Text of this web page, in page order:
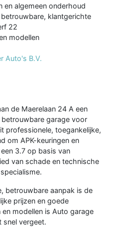
en algemeen onderhoud
klantgerichte
22
modellen
Auto's B.V.
de Maerelaan 24 A een
garage voor
professionele, toegankelijke,
om APK-keuringen en
3.7 op basis van
van schade en technische
betrouwbare aanpak is de
prijzen en goede
modellen is Auto garage
snel vergeet.